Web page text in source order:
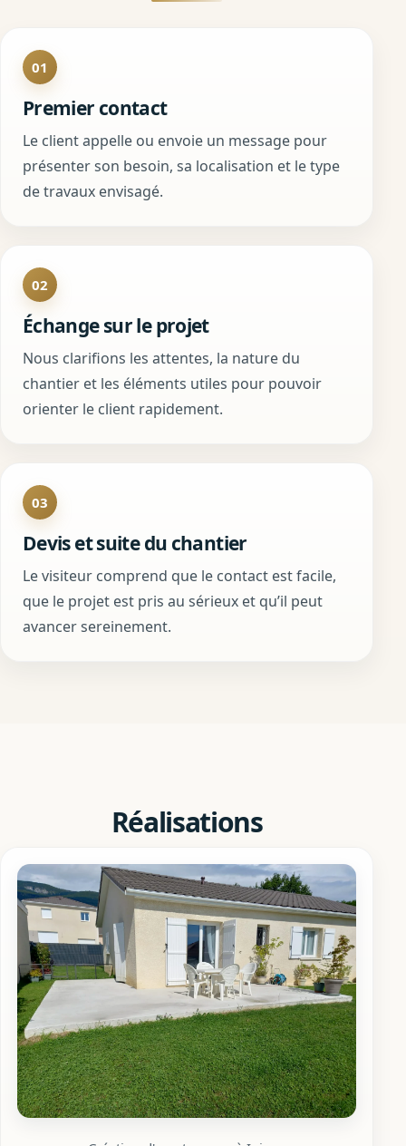
01
Premier contact
Le client appelle ou envoie un message pour
présenter son besoin, sa localisation et le type
de travaux envisagé.
02
Échange sur le projet
Nous clarifions les attentes, la nature du
chantier et les éléments utiles pour pouvoir
orienter le client rapidement.
03
Devis et suite du chantier
Le visiteur comprend que le contact est facile,
que le projet est pris au sérieux et qu’il peut
avancer sereinement.
Réalisations